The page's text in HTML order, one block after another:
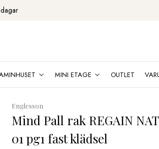
MINI ETAGE OUTLET
Englesson
Mind Pall rak REGAIN
01 pg1 fast klädsel